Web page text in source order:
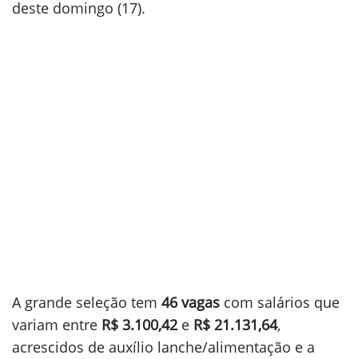
deste domingo (17).
A grande seleção tem 46 vagas com salários que
variam entre R$ 3.100,42 e R$ 21.131,64,
acrescidos de auxílio lanche/alimentação e a